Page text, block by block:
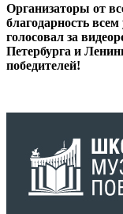
Организаторы от
благодарность
голосовал за
Петербурга и
победителей!